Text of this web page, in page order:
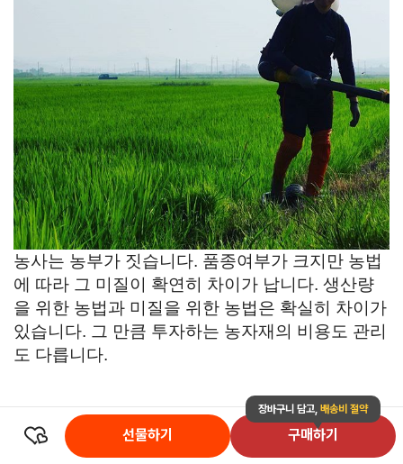
농사는 농부가 짓습니다. 품종여부가 크지만 농법
에 따라 그 미질이 확연히 차이가 납니다. 생산량
을 위한 농법과 미질을 위한 농법은 확실히 차이가
있습니다. 그 만큼 투자하는 농자재의 비용도 관리
도 다릅니다.
선물하기
장바구니 담고, 배송비 절약
구매하기